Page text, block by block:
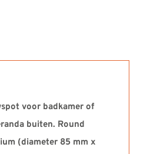
voor badkamer of
buiten. Round
(diameter 85 mm x